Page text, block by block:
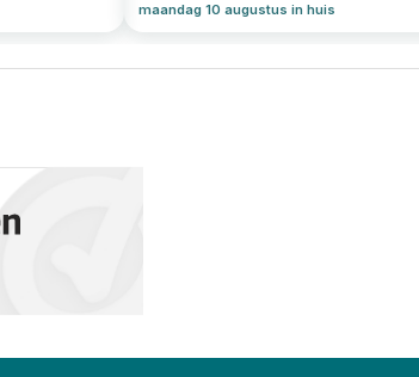
maandag 10 augustus in huis